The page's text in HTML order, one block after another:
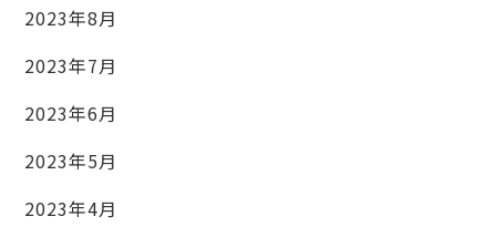
2023年8月
2023年7月
2023年6月
2023年5月
2023年4月